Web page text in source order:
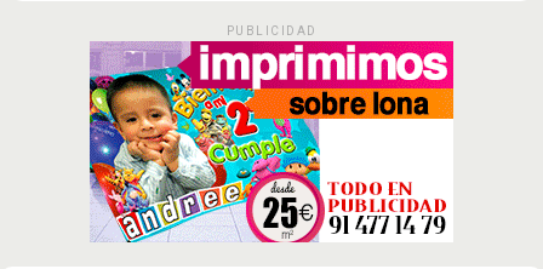
PUBLICIDAD